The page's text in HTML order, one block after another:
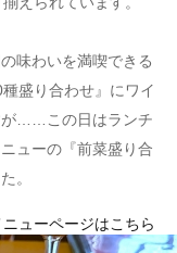
味わいを満喫できる
盛り合わせ』にワイ
が……この日はランチ
ューの『前菜盛り合
。
ューページはこちら